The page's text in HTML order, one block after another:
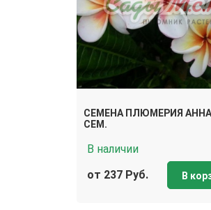
СЕМЕНА ПЛЮМЕРИЯ АННА
СЕМ.
В наличии
от 237 Руб.
В